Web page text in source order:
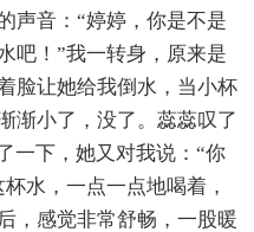
声音：“婷婷，你是不是
吧！”我一转身，原来是
脸让她给我倒水，当小杯
渐小了，没了。蕊蕊叹了
一下，她又对我说：“你
水，一点一点地喝着，
，感觉非常舒畅，一股暖